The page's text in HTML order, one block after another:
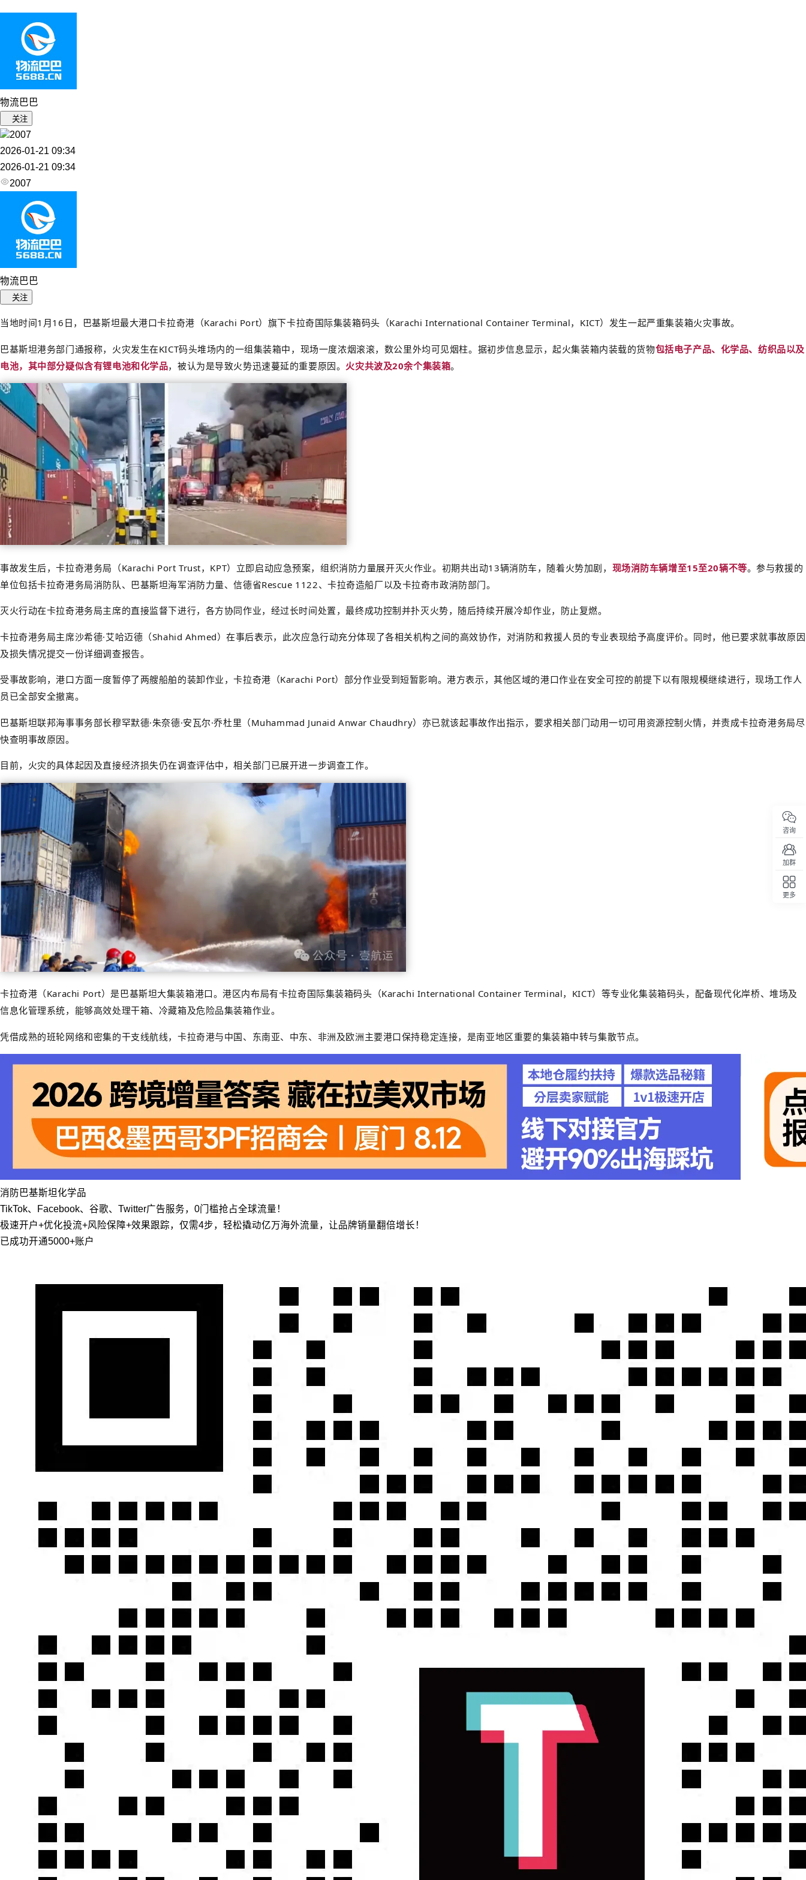
物流巴巴
关注
2007
2026-01-21 09:34
2026-01-21 09:34
2007
物流巴巴
关注
当地时间1月16日，巴基斯坦最大港口卡拉奇港（Karachi Port）旗下卡拉奇国际集装箱码头（Karachi International Container Terminal，KICT）发生一起严重集装箱火灾事故。
巴基斯坦港务部门通报称，火灾发生在KICT码头堆场内的一组集装箱中，现场一度浓烟滚滚，数公里外均可见烟柱。据初步信息显示，起火集装箱内装载的货物包括电子产品、化学品、纺织品以及
电池，其中部分疑似含有锂电池和化学品，被认为是导致火势迅速蔓延的重要原因。 火灾共波及20余个集装箱。
事故发生后，卡拉奇港务局（Karachi Port Trust，KPT）立即启动应急预案，组织消防力量展开灭火作业。初期共出动13辆消防车，随着火势加剧， 现场消防车辆增至15至20辆不等。参与救援的
单位包括卡拉奇港务局消防队、巴基斯坦海军消防力量、信德省Rescue 1122、卡拉奇造船厂以及卡拉奇市政消防部门。
灭火行动在卡拉奇港务局主席的直接监督下进行，各方协同作业，经过长时间处置，最终成功控制并扑灭火势，随后持续开展冷却作业，防止复燃。
卡拉奇港务局主席沙希德·艾哈迈德（Shahid Ahmed）在事后表示，此次应急行动充分体现了各相关机构之间的高效协作，对消防和救援人员的专业表现给予高度评价。同时，他已要求就事故原因
及损失情况提交一份详细调查报告。
受事故影响，港口方面一度暂停了两艘船舶的装卸作业，卡拉奇港（Karachi Port）部分作业受到短暂影响。港方表示，其他区域的港口作业在安全可控的前提下以有限规模继续进行，现场工作人
员已全部安全撤离。
巴基斯坦联邦海事事务部长穆罕默德·朱奈德·安瓦尔·乔杜里（Muhammad Junaid Anwar Chaudhry）亦已就该起事故作出指示，要求相关部门动用一切可用资源控制火情，并责成卡拉奇港务局尽
快查明事故原因。
目前，火灾的具体起因及直接经济损失仍在调查评估中，相关部门已展开进一步调查工作。
卡拉奇港（Karachi Port）是巴基斯坦大集装箱港口。港区内布局有卡拉奇国际集装箱码头（Karachi International Container Terminal，KICT）等专业化集装箱码头，配备现代化岸桥、堆场及
信息化管理系统，能够高效处理干箱、冷藏箱及危险品集装箱作业。
凭借成熟的班轮网络和密集的干支线航线，卡拉奇港与中国、东南亚、中东、非洲及欧洲主要港口保持稳定连接，是南亚地区重要的集装箱中转与集散节点。
消防 巴基斯坦化学品
TikTok、Facebook、谷歌、Twitter广告服务，0门槛抢占全球流量！
极速开户+优化投流+风险保障+效果跟踪，仅需4步，轻松撬动亿万海外流量，让品牌销量翻倍增长！
已成功开通5000+账户
咨询
加群
更多